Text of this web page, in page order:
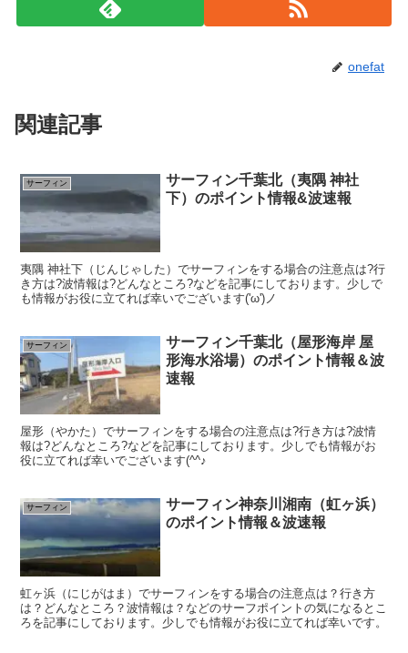
onefat
関連記事
サーフィン
サーフィン千葉北（夷隅 神社
下）のポイント情報&波速報
夷隅 神社下（じんじゃした）でサーフィンをする場合の注意点は?行
き方は?波情報は?どんなところ?などを記事にしております。少しで
も情報がお役に立てれば幸いでございます('ω')ノ
サーフィン
サーフィン千葉北（屋形海岸 屋
形海水浴場）のポイント情報＆波
速報
屋形（やかた）でサーフィンをする場合の注意点は?行き方は?波情
報は?どんなところ?などを記事にしております。少しでも情報がお
役に立てれば幸いでございます(^^♪
サーフィン
サーフィン神奈川湘南（虹ヶ浜）
のポイント情報＆波速報
虹ヶ浜（にじがはま）でサーフィンをする場合の注意点は？行き方
は？どんなところ？波情報は？などのサーフポイントの気になるとこ
ろを記事にしております。少しでも情報がお役に立てれば幸いです。